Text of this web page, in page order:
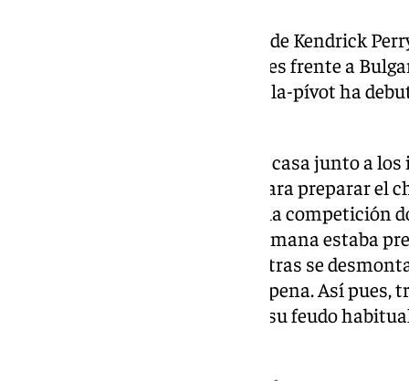
Montenegro se rindió a los pies de Kendrick
puntos en el partido de este lunes frente a
partió de inicio ante Suecia. El ala-pívot ha
Este jueves el Unicaja regresa a casa junto a
malagueño vuelve al Carpena para preparar el
Laguna Tenerife, que retomará la competición
partidos. A principios de esta semana estaba
ejercitase en Los Guindos mientras se
Davis situadas en el Martín Carpena. Así pues,
de verde y morado regresarán a su feudo